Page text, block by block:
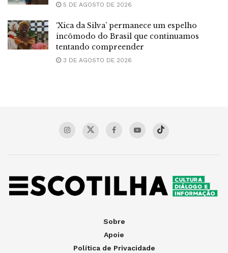
5 DE AGOSTO DE 2026
‘Xica da Silva’ permanece um espelho
incômodo do Brasil que continuamos
tentando compreender
3 DE AGOSTO DE 2026
Sobre
Apoie
Política de Privacidade